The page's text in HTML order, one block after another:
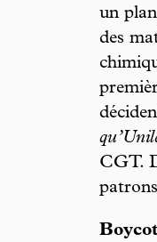
un
des
CGT.